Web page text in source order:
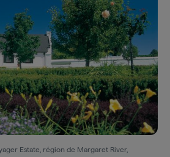
Estate, région de Margaret River,